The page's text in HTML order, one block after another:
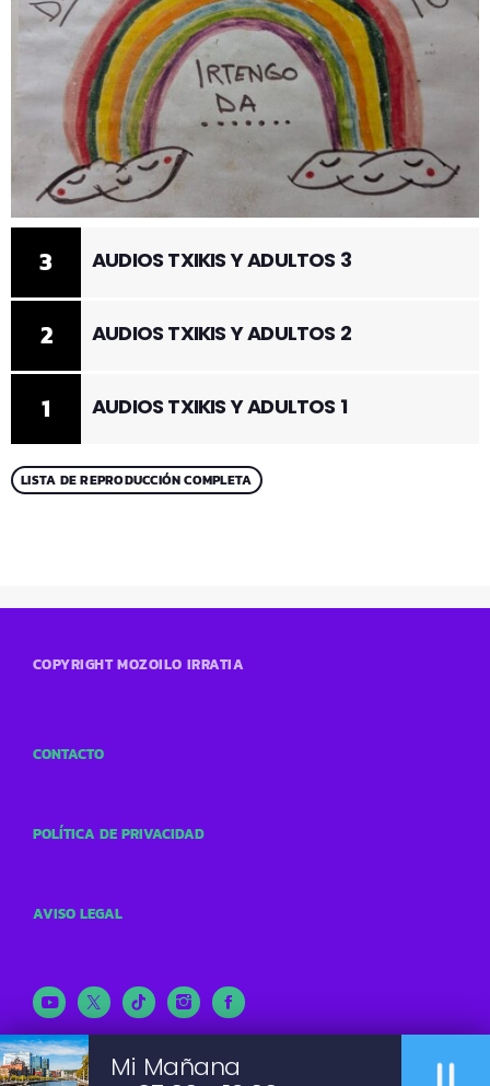
1 AUDIOS TXIKIS Y ADULTOS 1
2 AUDIOS TXIKIS Y ADULTOS 2
3 AUDIOS TXIKIS Y ADULTOS 3
LISTA DE REPRODUCCIÓN COMPLETA
Mi Mañana
COPYRIGHT MOZOILO IRRATIA
CONTACTO
POLÍTICA DE PRIVACIDAD
AVISO LEGAL